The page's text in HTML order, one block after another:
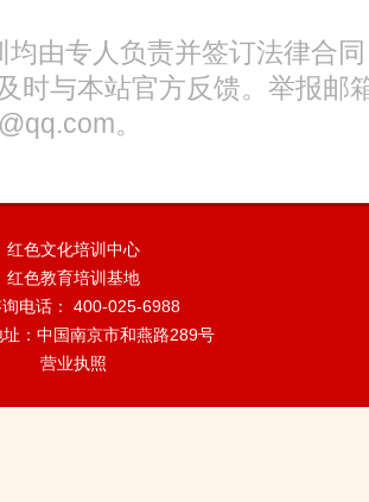
均由专人负责并签订法律合
时与本站官方反馈。举报邮
。
红色文化培训中心
红色教育培训基地
电话： 400-025-6988
：中国南京市和燕路289号
营业执照